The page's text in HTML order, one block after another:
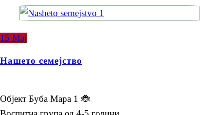
15 Мај
Нашето семејство
Објект Буба Мара 1 🐞